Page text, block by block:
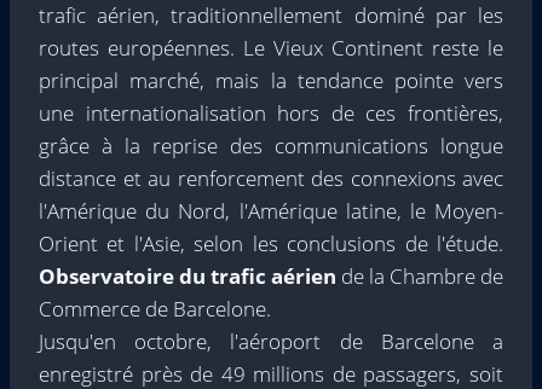
trafic aérien, traditionnellement dominé par les
routes européennes. Le Vieux Continent reste le
principal marché, mais la tendance pointe vers
une internationalisation hors de ces frontières,
grâce à la reprise des communications longue
distance et au renforcement des connexions avec
l'Amérique du Nord, l'Amérique latine, le Moyen-
Orient et l'Asie, selon les conclusions de l'étude.
Observatoire du trafic aérien de la Chambre de
Commerce de Barcelone.
Jusqu'en octobre, l'aéroport de Barcelone a
enregistré près de 49 millions de passagers, soit